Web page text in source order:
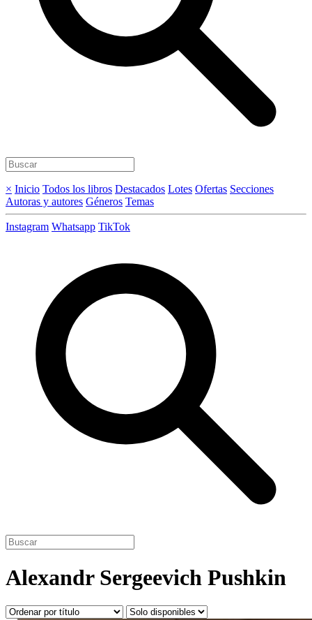
× Inicio Todos los libros Destacados Lotes Ofertas Secciones
Autoras y autores Géneros Temas
Instagram Whatsapp TikTok
Alexandr Sergeevich Pushkin